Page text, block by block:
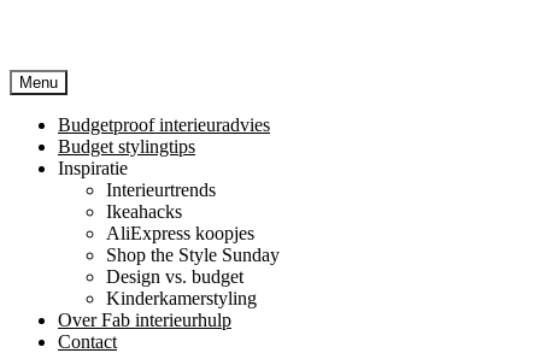
Menu
Budgetproof interieuradvies
Budget stylingtips
Inspiratie
Interieurtrends
Ikeahacks
AliExpress koopjes
Shop the Style Sunday
Design vs. budget
Kinderkamerstyling
Over Fab interieurhulp
Contact